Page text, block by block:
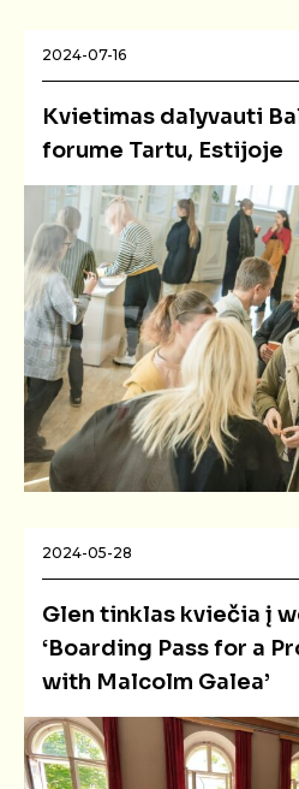
2024-07-16
Kvietimas dalyvauti
forume Tartu, Estijoje
2024-05-28
Glen tinklas kviečia į
‘Boarding Pass for a
with Malcolm Galea’